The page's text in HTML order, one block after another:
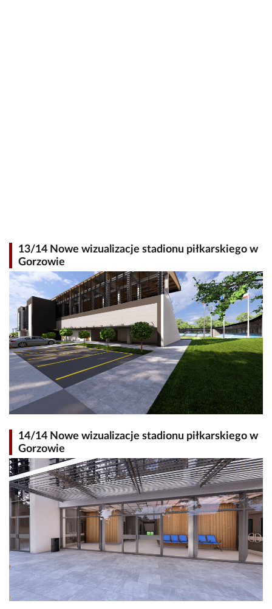
13/14 Nowe wizualizacje stadionu piłkarskiego w
Gorzowie
14/14 Nowe wizualizacje stadionu piłkarskiego w
Gorzowie